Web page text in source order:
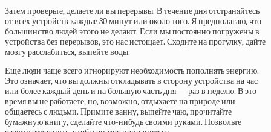
Затем проверьте, делаете ли вы перерывы. В течение дня отстраняйтесь
от всех устройств каждые 30 минут или около того. Я предполагаю, что
большинство людей этого не делают. Если мы постоянно погружены в
устройства без перерывов, это нас истощает. Сходите на прогулку, дайте
мозгу расслабиться, выпейте воды.
Еще люди чаще всего игнорируют необходимость пополнять энергию.
Это означает, что вы должны откладывать в сторону устройства на час
или более каждый день и на большую часть дня — раз в неделю. В это
время вы не работаете, но, возможно, отдыхаете на природе или
общаетесь с людьми. Примите ванну, выпейте чаю, прочитайте
бумажную книгу, сделайте что-нибудь своими руками. Позвольте